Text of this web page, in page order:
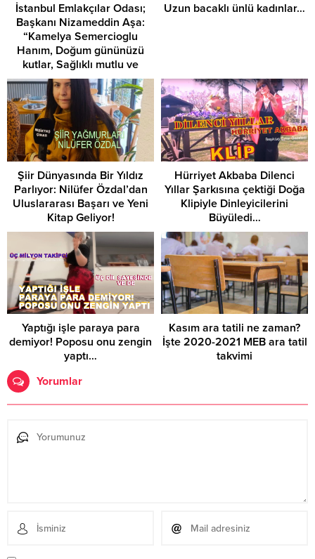
İstanbul Emlakçılar Odası;
Başkanı Nizameddin Aşa:
“Kamelya Semercioglu
Hanım, Doğum gününüzü
kutlar, Sağlıklı mutlu ve
huzurlu nice yıllar dilerim,”
dedi.
Uzun bacaklı ünlü kadınlar…
Şiir Dünyasında Bir Yıldız
Parlıyor: Nilüfer Özdal’dan
Uluslararası Başarı ve Yeni
Kitap Geliyor!
Hürriyet Akbaba Dilenci
Yıllar Şarkısına çektiği Doğa
Klipiyle Dinleyicilerini
Büyüledi…
Yaptığı işle paraya para
demiyor! Poposu onu zengin
yaptı…
Kasım ara tatili ne zaman?
İşte 2020-2021 MEB ara tatil
takvimi
Yorumlar